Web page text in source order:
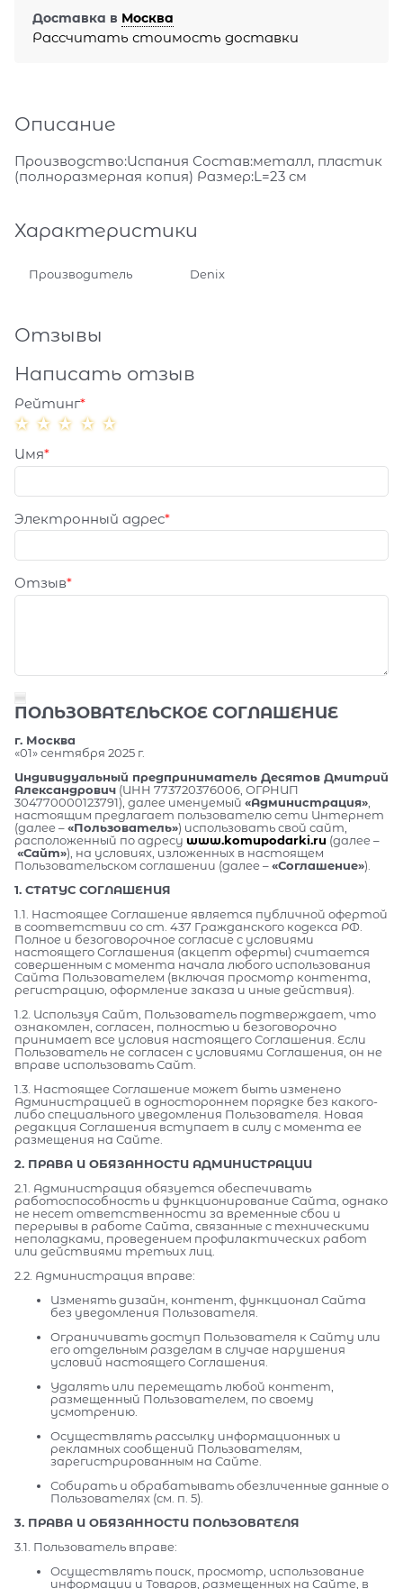
Доставка в Москва
Рассчитать стоимость доставки
Описание
Производство:Испания Состав:металл, пластик
(полноразмерная копия) Размер:L=23 см
Характеристики
Производитель Denix
Отзывы
Написать отзыв
Рейтинг
Имя
Электронный адрес
Отзыв
ПОЛЬЗОВАТЕЛЬСКОЕ СОГЛАШЕНИЕ
г. Москва
«01» сентября 2025 г.
Индивидуальный предприниматель Десятов Дмитрий
Александрович (ИНН 773720376006, ОГРНИП
304770000123791), далее именуемый «Администрация»,
настоящим предлагает пользователю сети Интернет
(далее –«Пользователь») использовать свой сайт,
расположенный по адресу www.komupodarki.ru (далее –
«Сайт»), на условиях, изложенных в настоящем
Пользовательском соглашении (далее –«Соглашение»).
1. СТАТУС СОГЛАШЕНИЯ
1.1. Настоящее Соглашение является публичной офертой
в соответствии со ст. 437 Гражданского кодекса РФ.
Полное и безоговорочное согласие с условиями
настоящего Соглашения (акцепт оферты) считается
совершенным с момента начала любого использования
Сайта Пользователем (включая просмотр контента,
регистрацию, оформление заказа и иные действия).
1.2. Используя Сайт, Пользователь подтверждает, что
ознакомлен, согласен, полностью и безоговорочно
принимает все условия настоящего Соглашения. Если
Пользователь не согласен с условиями Соглашения, он не
вправе использовать Сайт.
1.3. Настоящее Соглашение может быть изменено
Администрацией в одностороннем порядке без какого-
либо специального уведомления Пользователя. Новая
редакция Соглашения вступает в силу с момента ее
размещения на Сайте.
2. ПРАВА И ОБЯЗАННОСТИ АДМИНИСТРАЦИИ
2.1. Администрация обязуется обеспечивать
работоспособность и функционирование Сайта, однако
не несет ответственности за временные сбои и
перерывы в работе Сайта, связанные с техническими
неполадками, проведением профилактических работ
или действиями третьих лиц.
2.2. Администрация вправе:
Изменять дизайн, контент, функционал Сайта
без уведомления Пользователя.
Ограничивать доступ Пользователя к Сайту или
его отдельным разделам в случае нарушения
условий настоящего Соглашения.
Удалять или перемещать любой контент,
размещенный Пользователем, по своему
усмотрению.
Осуществлять рассылку информационных и
рекламных сообщений Пользователям,
зарегистрированным на Сайте.
Собирать и обрабатывать обезличенные данные о
Пользователях (см. п. 5).
3. ПРАВА И ОБЯЗАННОСТИ ПОЛЬЗОВАТЕЛЯ
3.1. Пользователь вправе:
Осуществлять поиск, просмотр, использование
информации и Товаров, размещенных на Сайте, в